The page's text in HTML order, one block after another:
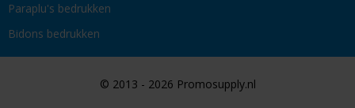
Paraplu's bedrukken
Bidons bedrukken
© 2013 - 2026 Promosupply.nl